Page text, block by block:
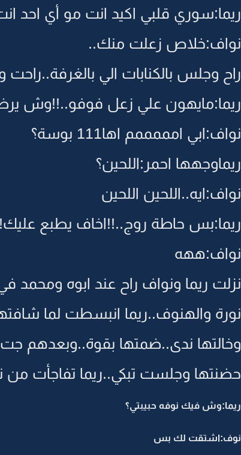
ريما:سوري قلبي اكيد انت مو أي احد
نواف:خلاص زعلت منك..
راح وجلس بالكنابات الي
ريما:مايهون علي زعل فوفو..!!وش
نواف:ابي امممممم اها111 بوسة؟
ريماوجهها احمر:اللحين؟
نواف:ايه..اللحين اللحين
ريما:بس حاطة روج..!!اخاف يطبع
نواف:ههه
نزلت ريما ونواف راح عند ابوه ومحمد
نورة والهنوف..ريما انبسطت لما
وخالتها ندى..ضمتها بقوة..وبعدهم
حضنتها وجلست تبكي..ريما تفاجأت من
ريما:وش فيك نوفه حبيبتي؟
نوف:اشتقت لك بس